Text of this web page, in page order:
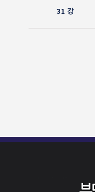
31 강